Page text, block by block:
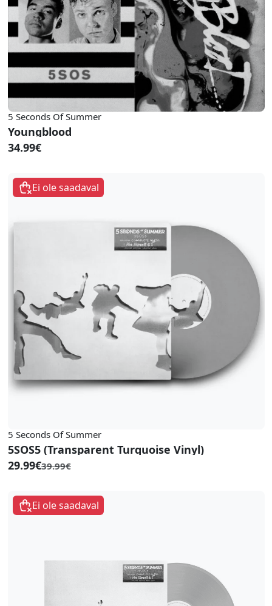
5 Seconds Of Summer
Youngblood
34.99€
Ei ole saadaval
5 Seconds Of Summer
5SOS5 (Transparent Turquoise Vinyl)
29.99€39.99€
Ei ole saadaval